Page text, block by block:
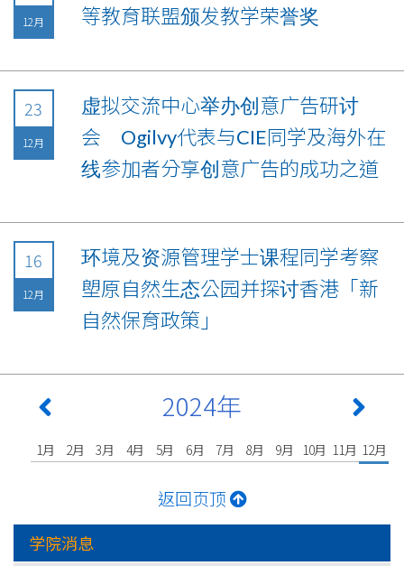
12月
等教育联盟颁发教学荣誉奖
23
12月
虚拟交流中心举办创意广告研讨
会 Ogilvy代表与CIE同学及海外在
线参加者分享创意广告的成功之道
16
12月
环境及资源管理学士课程同学考察
塱原自然生态公园并探讨香港「新
自然保育政策」
2024年
1月 2月 3月 4月 5月 6月 7月 8月 9月 10月 11月 12月
返回页顶
学院消息